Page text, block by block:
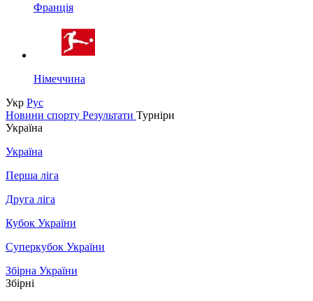
Франція
Німеччина
Укр Рус
Новини спорту Результати Турніри
Україна
Україна
Перша ліга
Друга ліга
Кубок України
Суперкубок України
Збірна України
Збірні